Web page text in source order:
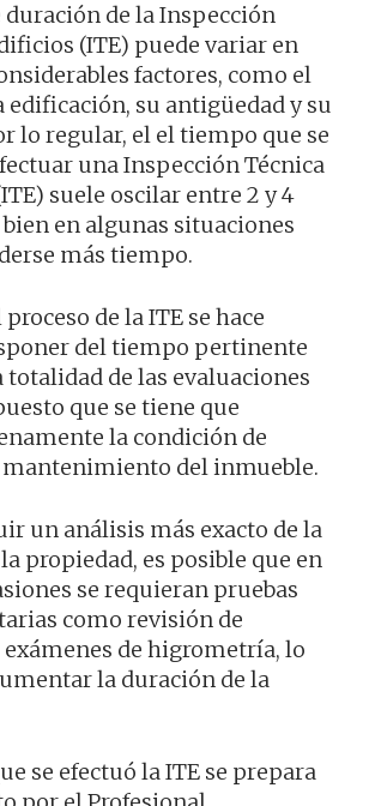
de la Inspección
(ITE) puede variar en
factores, como el
edificación, su antigüedad y su
lo regular, el el tiempo que se
una Inspección Técnica
suele oscilar entre 2 y 4
en algunas situaciones
más tiempo.
de la ITE se hace
del tiempo pertinente
totalidad de las evaluaciones
que se tiene que
la condición de
del inmueble.
un análisis más exacto de la
propiedad, es posible que en
se requieran pruebas
como revisión de
de higrometría, lo
la duración de la
se efectuó la ITE se prepara